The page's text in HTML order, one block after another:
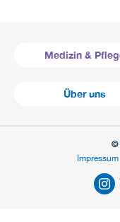
Medizin &
Über uns
©
Impressum